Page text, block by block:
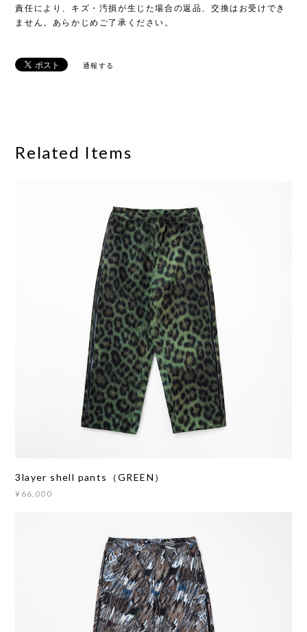
責任により、キズ・汚損が生じた場合の返品、交換はお受けでき
ません。あらかじめご了承ください。
通報する
Related Items
3layer shell pants（GREEN）
¥66,000